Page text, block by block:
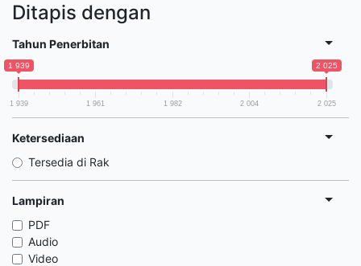
Ditapis dengan
Tahun Penerbitan
1 939 2 025
1 939 1 961 1 982 2 004 2 025
Ketersediaan
Tersedia di Rak
Lampiran
PDF
Audio
Video